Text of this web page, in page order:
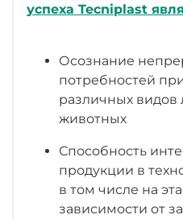
успеха Tecniplast
Осознание
потребностей
различных видов
животных
Способность
продукции в
в том числе на
зависимости от